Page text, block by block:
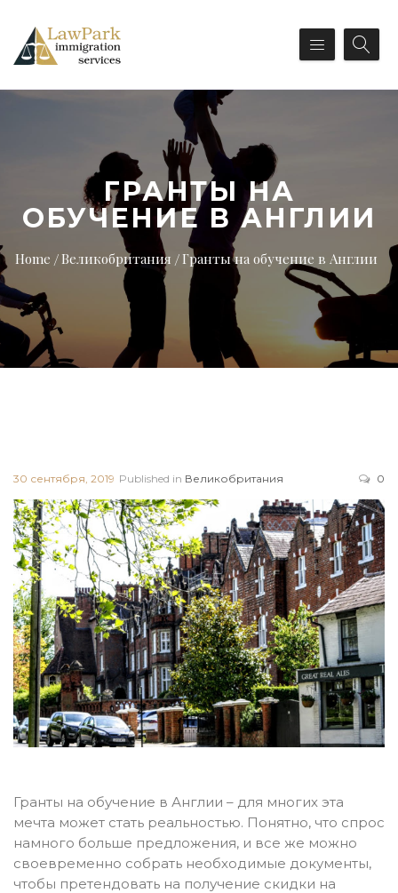
ГРАНТЫ НА
ОБУЧЕНИЕ В АНГЛИИ
Home Великобритания Гранты на обучение в Англии
30 сентября, 2019 Published in Великобритания 0
Гранты на обучение в Англии – для многих эта
мечта может стать реальностью. Понятно, что спрос
намного больше предложения, и все же можно
своевременно собрать необходимые документы,
чтобы претендовать на получение скидки на